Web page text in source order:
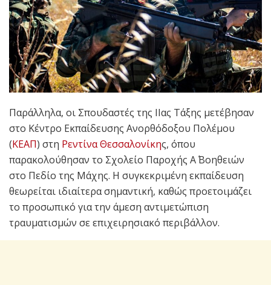
Παράλληλα, οι Σπουδαστές της ΙΙας Τάξης μετέβησαν
στο Κέντρο Εκπαίδευσης Ανορθόδοξου Πολέμου
(ΚΕΑΠ) στη ΡεντίναΘεσσαλονίκης, όπου
παρακολούθησαν το Σχολείο Παροχής Α΄ Βοηθειών
στο Πεδίο της Μάχης. Η συγκεκριμένη εκπαίδευση
θεωρείται ιδιαίτερα σημαντική, καθώς προετοιμάζει
το προσωπικό για την άμεση αντιμετώπιση
τραυματισμών σε επιχειρησιακό περιβάλλον.